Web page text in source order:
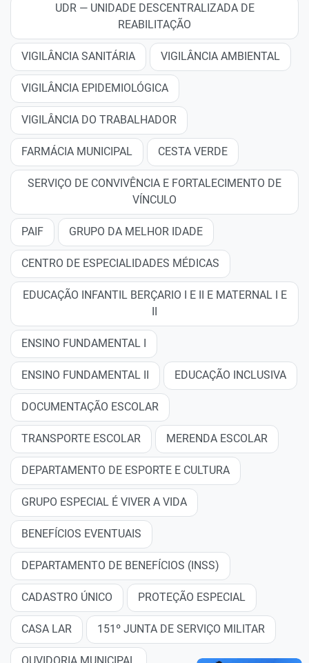
UDR — UNIDADE DESCENTRALIZADA DE
REABILITAÇÃO
VIGILÂNCIA SANITÁRIA VIGILÂNCIA AMBIENTAL
VIGILÂNCIA EPIDEMIOLÓGICA
VIGILÂNCIA DO TRABALHADOR
FARMÁCIA MUNICIPAL CESTA VERDE
SERVIÇO DE CONVIVÊNCIA E FORTALECIMENTO DE
VÍNCULO
PAIF GRUPO DA MELHOR IDADE
CENTRO DE ESPECIALIDADES MÉDICAS
EDUCAÇÃO INFANTIL BERÇARIO I E II E MATERNAL I E
ENSINO FUNDAMENTAL I
ENSINO FUNDAMENTAL II EDUCAÇÃO INCLUSIVA
DOCUMENTAÇÃO ESCOLAR
TRANSPORTE ESCOLAR MERENDA ESCOLAR
DEPARTAMENTO DE ESPORTE E CULTURA
GRUPO ESPECIAL É VIVER A VIDA
BENEFÍCIOS EVENTUAIS
DEPARTAMENTO DE BENEFÍCIOS (INSS)
CADASTRO ÚNICO PROTEÇÃO ESPECIAL
CASA LAR 151º JUNTA DE SERVIÇO MILITAR